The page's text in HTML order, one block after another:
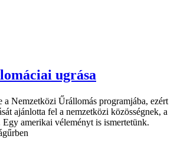
ugrása
a Nemzetközi Űrállomás programjába, ezért
ajánlotta fel a nemzetközi közösségnek, a
amerikai véleményt is ismertetünk.